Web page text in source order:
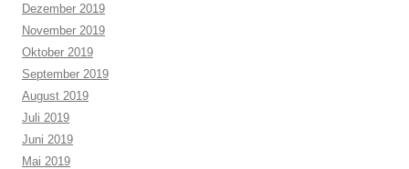
Dezember 2019
November 2019
Oktober 2019
September 2019
August 2019
Juli 2019
Juni 2019
Mai 2019